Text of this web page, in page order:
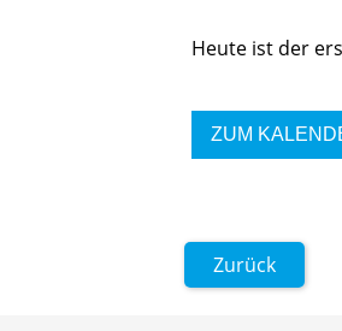
Heute ist der
ZUM
Zurück